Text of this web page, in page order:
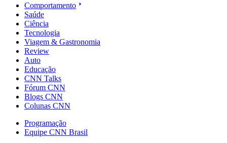
Comportamento
Saúde
Ciência
Tecnologia
Viagem & Gastronomia
Review
Auto
Educação
CNN Talks
Fórum CNN
Blogs CNN
Colunas CNN
Programação
Equipe CNN Brasil